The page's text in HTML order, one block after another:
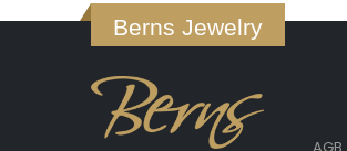
Berns Jewelry